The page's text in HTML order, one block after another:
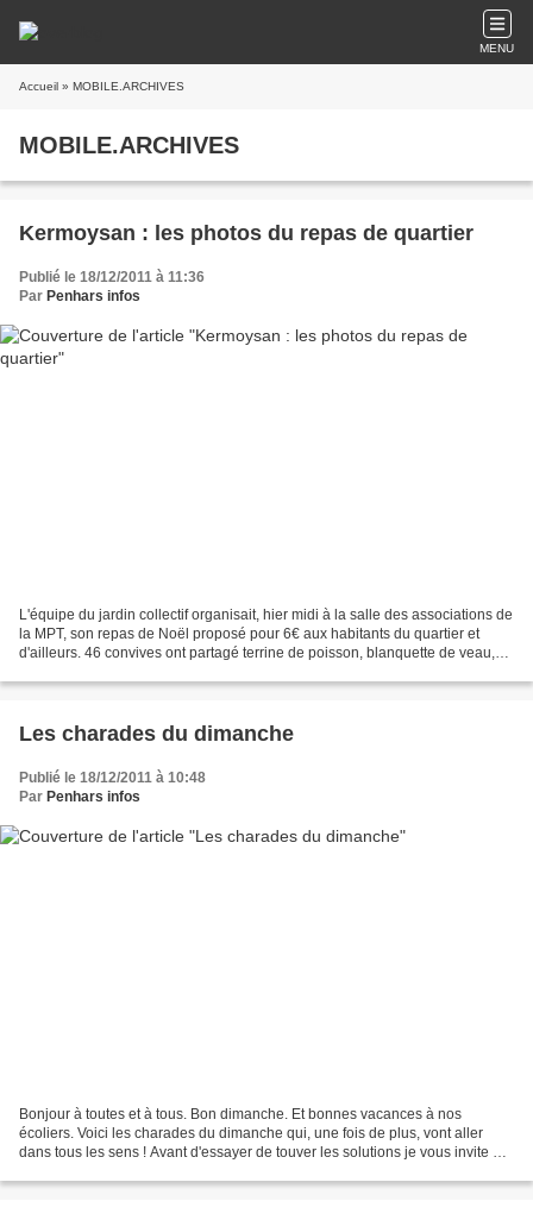
MENU
Accueil » MOBILE.ARCHIVES
MOBILE.ARCHIVES
Kermoysan : les photos du repas de quartier
Publié le 18/12/2011 à 11:36
Par Penhars infos
L'équipe du jardin collectif organisait, hier midi à la salle des associations de
la MPT, son repas de Noël proposé pour 6€ aux habitants du quartier et
d'ailleurs. 46 convives ont partagé terrine de poisson, blanquette de veau,
Les charades du dimanche
Publié le 18/12/2011 à 10:48
Par Penhars infos
Bonjour à toutes et à tous. Bon dimanche. Et bonnes vacances à nos
écoliers. Voici les charades du dimanche qui, une fois de plus, vont aller
dans tous les sens ! Avant d'essayer de touver les solutions je vous invite à